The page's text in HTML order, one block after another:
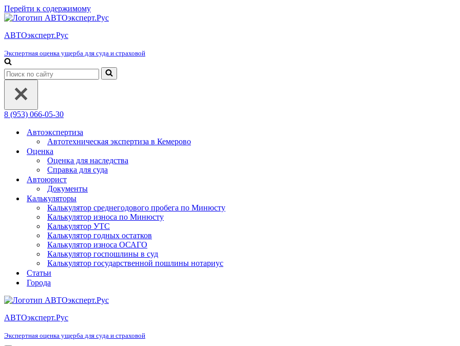
Перейти к содержимому
АВТОэксперт.Рус
Экспертная оценка ущерба для суда и страховой
Искать...
8 (953) 066-05-30
Автоэкспертиза
Автотехническая экспертиза в Кемерово
Оценка
Оценка для наследства
Справка для суда
Автоюрист
Документы
Калькуляторы
Калькулятор среднегодового пробега по Минюсту
Калькулятор износа по Минюсту
Калькулятор УТС
Калькулятор годных остатков
Калькулятор износа ОСАГО
Калькулятор госпошлины в суд
Калькулятор государственной пошлины нотариус
Статьи
Города
АВТОэксперт.Рус
Экспертная оценка ущерба для суда и страховой